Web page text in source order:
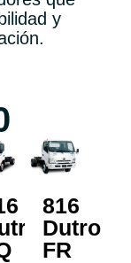
y
816
Dutro
FR